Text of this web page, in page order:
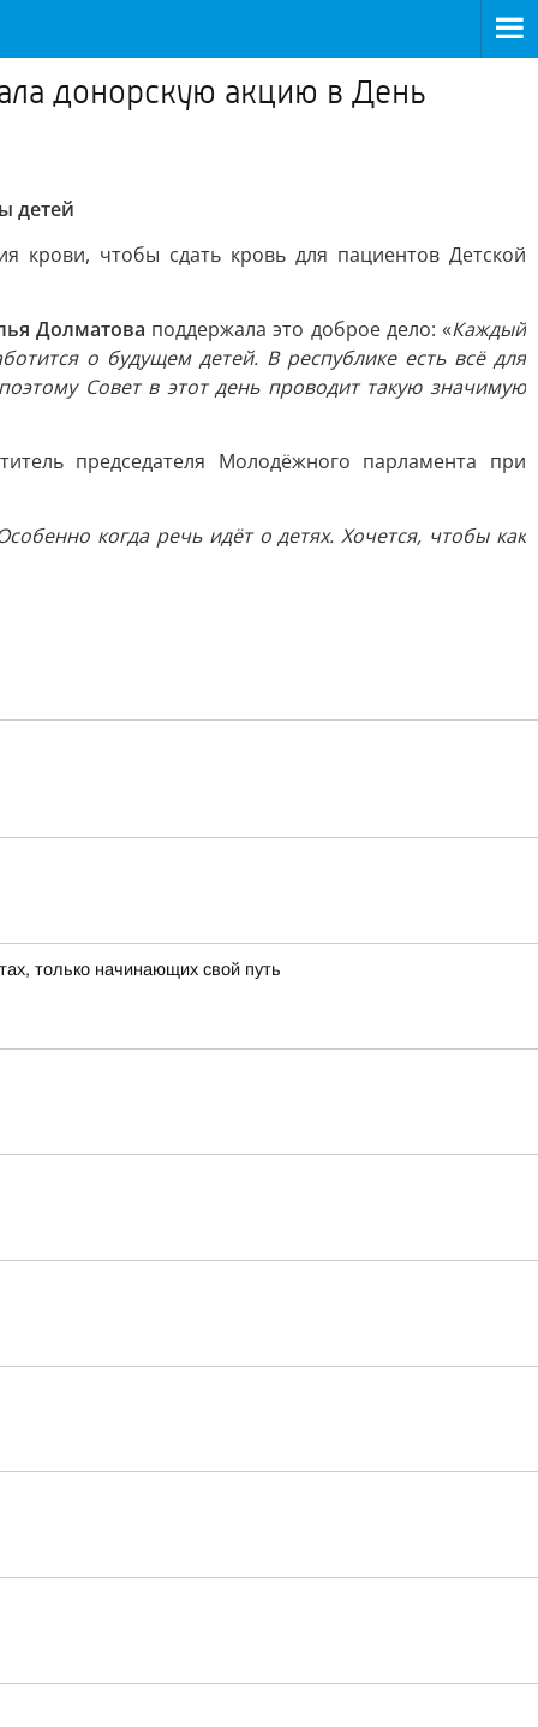
донорскую акцию в День
детей
чтобы сдать кровь для пациентов Детской
Долматова поддержала это доброе дело: «Каждый
о будущем детей. В республике есть всё для
Совет в этот день проводит такую значимую
председателя Молодёжного парламента при
когда речь идёт о детях. Хочется, чтобы как
только начинающих свой путь